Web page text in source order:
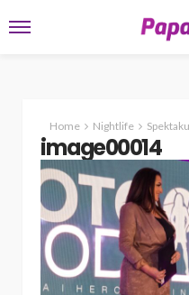
Home Nightlife Spektakularna
image00014